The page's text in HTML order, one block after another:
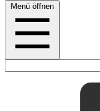
Menü öffnen